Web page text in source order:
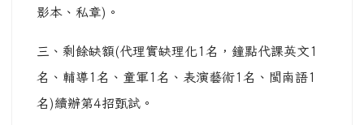
影本、私章)。
三、剩餘缺額(代理實缺理化1名，鐘點代課英文1
名、輔導1名、童軍1名、表演藝術1名、閩南語1
名)續辦第4招甄試。